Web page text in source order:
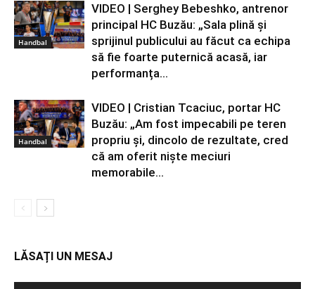
Handbal
VIDEO | Serghey Bebeshko, antrenor
principal HC Buzău: „Sala plină și
sprijinul publicului au făcut ca echipa
să fie foarte puternică acasă, iar
performanța...
Handbal
VIDEO | Cristian Tcaciuc, portar HC
Buzău: „Am fost impecabili pe teren
propriu și, dincolo de rezultate, cred
că am oferit niște meciuri
memorabile...
LĂSAȚI UN MESAJ